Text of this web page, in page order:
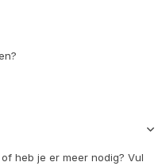
heb je er meer nodig? Vul